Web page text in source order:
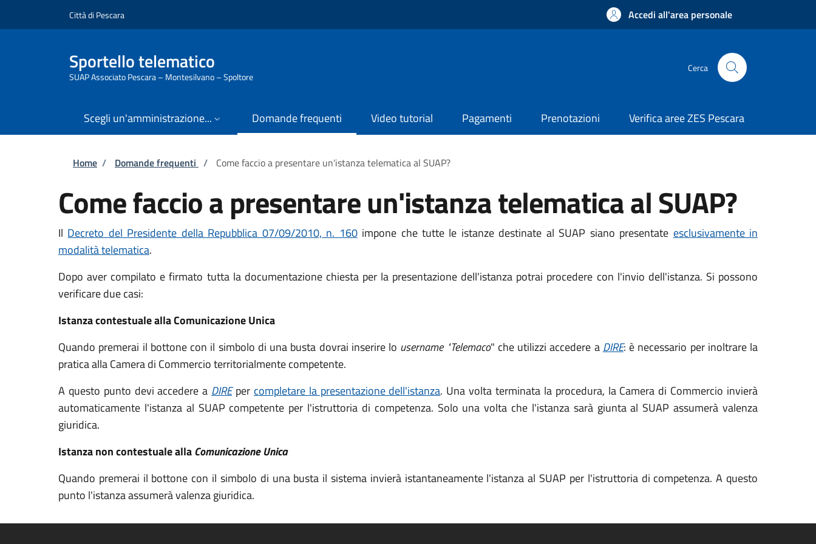
Città di Pescara Accedi all'area personale
Sportello telematico
SUAP Associato Pescara – Montesilvano – Spoltore
Cerca
Scegli un'amministrazione... Domande frequenti Video tutorial Pagamenti Prenotazioni Verifica aree ZES Pescara
Briciole di pane
Home / Domande frequenti / Come faccio a presentare un'istanza telematica al SUAP?
Come faccio a presentare un'istanza telematica al SUAP?
Il Decreto del Presidente della Repubblica 07/09/2010, n. 160impone che tutte le istanze destinate al SUAP siano presentate esclusivamente in
modalità telematica.
Dopo aver compilato e firmato tutta la documentazione chiesta per la presentazione dell'istanza potrai procedere con l'invio dell'istanza. Si possono
verificare due casi:
Istanza contestuale alla Comunicazione Unica
Quando premerai il bottone con il simbolo di una busta dovrai inserire lo username "Telemaco" che utilizzi accedere a DIRE: è necessario per inoltrare la
pratica alla Camera di Commercio territorialmente competente.
A questo punto devi accedere a DIREper completare la presentazione dell'istanza. Una volta terminata la procedura, la Camera di Commercio invierà
automaticamente l'istanza al SUAP competente per l'istruttoria di competenza. Solo una volta che l'istanza sarà giunta al SUAP assumerà valenza
giuridica.
Istanza non contestuale allaComunicazione Unica
Quando premerai il bottone con il simbolo di una busta il sistema invierà istantaneamente l'istanza al SUAP per l'istruttoria di competenza. A questo
punto l'istanza assumerà valenza giuridica.